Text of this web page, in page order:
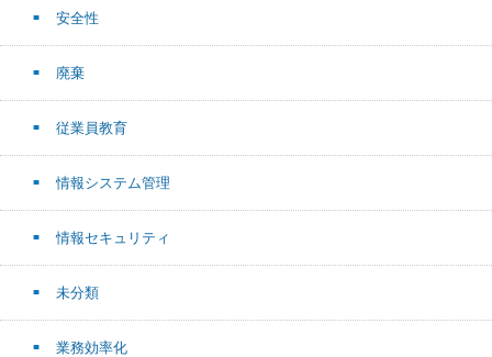
安全性
廃棄
従業員教育
情報システム管理
情報セキュリティ
未分類
業務効率化